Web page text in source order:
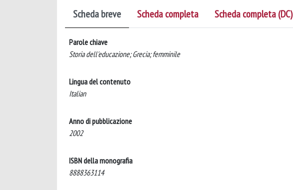
Scheda breve Scheda completa Scheda completa (DC)
Parole chiave
Storia dell'educazione; Grecia; femminile
Lingua del contenuto
Italian
Anno di pubblicazione
2002
ISBN della monografia
8888363114